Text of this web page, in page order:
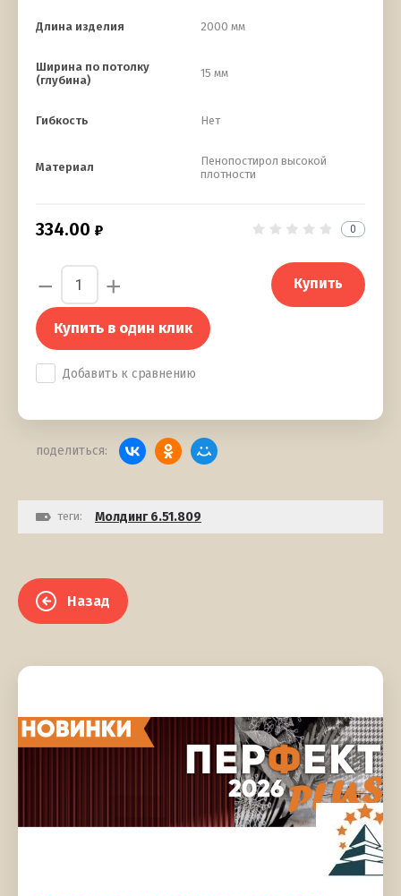
Длина изделия 2000 мм
Ширина по потолку
(глубина)
15 мм
Гибкость Нет
Материал
Пенопостирол высокой
плотности
334.00 0
− + Купить
Купить в один клик
Добавить к сравнению
поделиться:
теги: Молдинг 6.51.809
Назад